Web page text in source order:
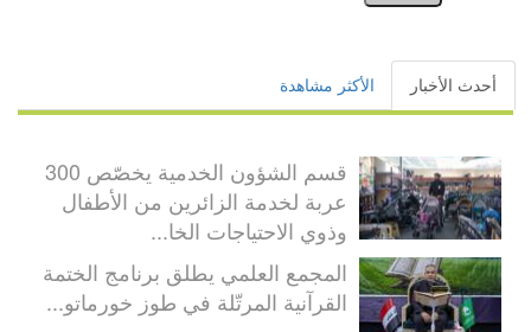
أحدث الأخبار الأكثر مشاهدة
قسم الشؤون الخدمية يخصّص 300
عربة لخدمة الزائرين من الأطفال
وذوي الاحتياجات الخا...
المجمع العلمي يطلق برنامج الختمة
القرآنية المرتّلة في طوز خورماتو...